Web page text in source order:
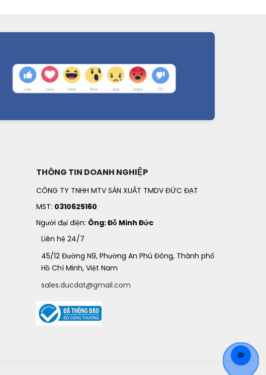
THÔNG TIN DOANH NGHIỆP
CÔNG TY TNHH MTV SẢN XUẤT TMDV ĐỨC ĐẠT
MST: 0310625160
Người đại diện: Ông: Đỗ Minh Đức
Liên hệ 24/7
45/12 Đường N9, Phường An Phú Đông, Thành phố
Hồ Chí Minh, Việt Nam
sales.ducdat@gmail.com